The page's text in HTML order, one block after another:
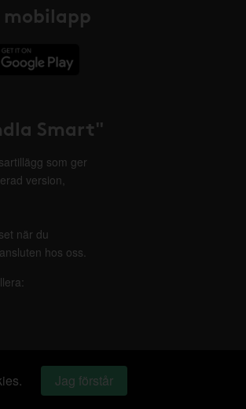
mobilapp
Smart"
som ger
version,
när du
hos oss.
Jag förstår